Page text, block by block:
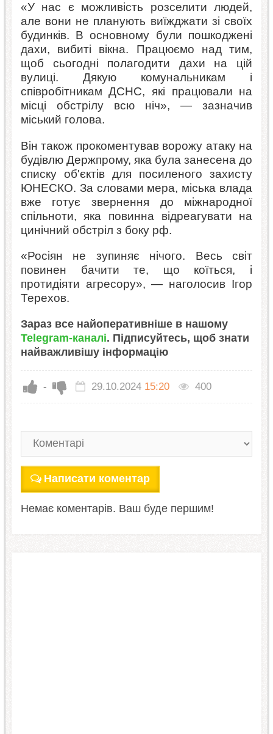
«У нас є можливість розселити людей,
але вони не планують виїжджати зі своїх
будинків. В основному були пошкоджені
дахи, вибиті вікна. Працюємо над тим,
щоб сьогодні полагодити дахи на цій
вулиці. Дякую комунальникам і
співробітникам ДСНС, які працювали на
місці обстрілу всю ніч», — зазначив
міський голова.
Він також прокоментував ворожу атаку на
будівлю Держпрому, яка була занесена до
списку об'єктів для посиленого захисту
ЮНЕСКО. За словами мера, міська влада
вже готує звернення до міжнародної
спільноти, яка повинна відреагувати на
цинічний обстріл з боку рф.
«Росіян не зупиняє нічого. Весь світ
повинен бачити те, що коїться, і
протидіяти агресору», — наголосив Ігор
Терехов.
Зараз все найоперативніше в нашому
Telegram-каналі. Підписуйтесь, щоб знати
найважливішу інформацію
- 29.10.2024 15:20 400
Написати коментар
Немає коментарів. Ваш буде першим!